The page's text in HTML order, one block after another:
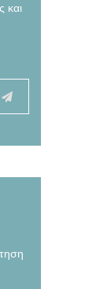
και